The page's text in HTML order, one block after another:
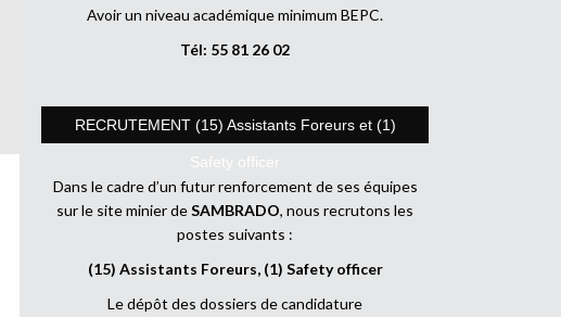
Avoir un niveau académique minimum BEPC.
Tél: 55 81 26 02
RECRUTEMENT (15) Assistants Foreurs et (1)
Safety officer
Dans le cadre d’un futur renforcement de ses équipes
sur le site minier deSAMBRADO, nous recrutons les
postes suivants :
(15) Assistants Foreurs, (1) Safety officer
Le dépôt des dossiers de candidature